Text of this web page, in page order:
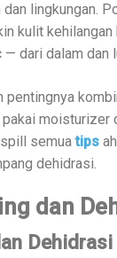
lingkungan.
kulit
dari dalam dan
pentingnya
pakai
spill semuatips
dehidrasi.
dan
Dehidrasi